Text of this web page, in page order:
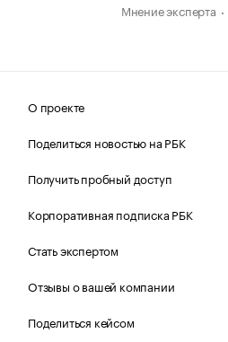
Мнение эксперта
О проекте
Поделиться новостью на РБК
Получить пробный доступ
Корпоративная подписка РБК
Стать экспертом
Отзывы о вашей компании
Поделиться кейсом